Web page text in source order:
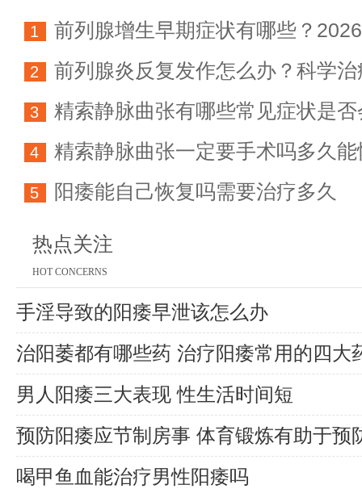
1
前列腺增生早期症状有哪些？
科学防治指南
2
前列腺炎反复发作怎么办？科学
方法详解
3
精索静脉曲张有哪些常见症状是
育能力
4 精索静脉曲张一定要手术吗多久能
5 阳痿能自己恢复吗需要治疗多久
热点关注
HOT CONCERNS
手淫导致的阳痿早泄该怎么办
治阳萎都有哪些药 治疗阳痿常用的四大
男人阳痿三大表现 性生活时间短
预防阳痿应节制房事 体育锻炼有助于预
喝甲鱼血能治疗男性阳痿吗